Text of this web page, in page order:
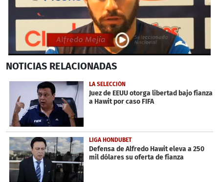
seconds
2
minutes,
seconds
NOTICIAS RELACIONADAS
LA SELECCIÓN
Juez de EEUU otorga libertad bajo fianza
a Hawit por caso FIFA
LIGA HONDUBET
Defensa de Alfredo Hawit eleva a 250
mil dólares su oferta de fianza